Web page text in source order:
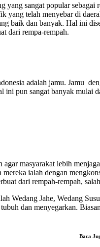
sangat popular
yang telah menyebar di
baik dan banyak. Hal ini
dari rempa-rempah.
adalah jamu. Jamu
pun sangat banyak mulai
masyarakat lebih
ialah dengan
dari rempah-rempah,
Wedang Jahe, Wedang
dan menyegarkan.
Baca